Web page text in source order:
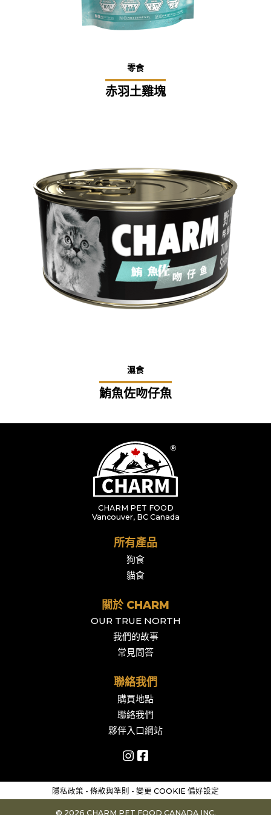
零食
赤羽土雞塊
濕食
鮪魚佐吻仔魚
CHARM PET FOOD
Vancouver, BC Canada
所有產品
狗食
貓食
關於 CHARM
OUR TRUE NORTH
我們的故事
常見問答
聯絡我們
購買地點
聯絡我們
夥伴入口網站
隱私政策 - 條款與準則 - 變更 COOKIE 偏好設定
© 2026 CHARM PET FOOD CANADA INC.